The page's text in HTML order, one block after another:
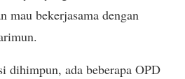
mau bekerjasama dengan
dihimpun, ada beberapa OPD